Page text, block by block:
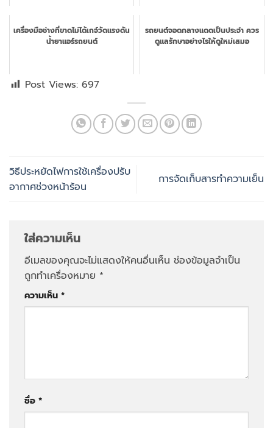
เครื่องมือช่างที่ขาดไม่ได้เกจ์วัดแรงดัน
น้ำยาแอร์รถยนต์
รถยนต์จอดกลางแดดเป็นประจำ ควร
ดูแลรักษาอย่างไรให้ดูใหม่เสมอ
Post Views: 697
วิธีประหยัดไฟการใช้เครื่องปรับ
อากาศช่วงหน้าร้อน
การจัดเก็บสารทำความเย็น
ใส่ความเห็น
อีเมลของคุณจะไม่แสดงให้คนอื่นเห็น ช่องข้อมูลจำเป็น
ถูกทำเครื่องหมาย *
ความเห็น *
ชื่อ *